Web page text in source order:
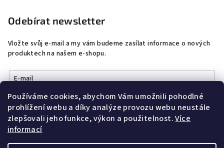
Používáme cookies, abychom Vám umožnili pohodlné
prohlížení webu a díky analýze provozu webu neustále
zlepšovali jeho funkce, výkon a použitelnost.Více
informací
Odebírat newsletter
Vložte svůj e-mail a my vám budeme zasílat informace o nových
produktech na našem e-shopu.
E-mail
Vložením e-mailu souhlasíte spodmínkami ochrany osobních
údajů
Přihlásit se